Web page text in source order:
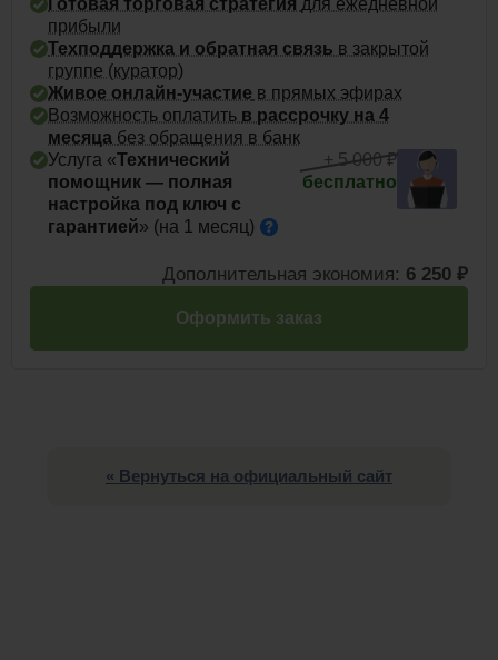
Готовая торговая стратегия для ежедневной
прибыли
Техподдержка и обратная связь в закрытой
группе (куратор)
Живое онлайн-участие в прямых эфирах
Возможность оплатить в рассрочку на 4
месяца без обращения в банк
Услуга «Технический
помощник — полная
настройка под ключ с
гарантией» (на 1 месяц)
+ 5 000 ₽
бесплатно
Дополнительная экономия: 6 250 ₽
Оформить заказ
« Вернуться на официальный сайт